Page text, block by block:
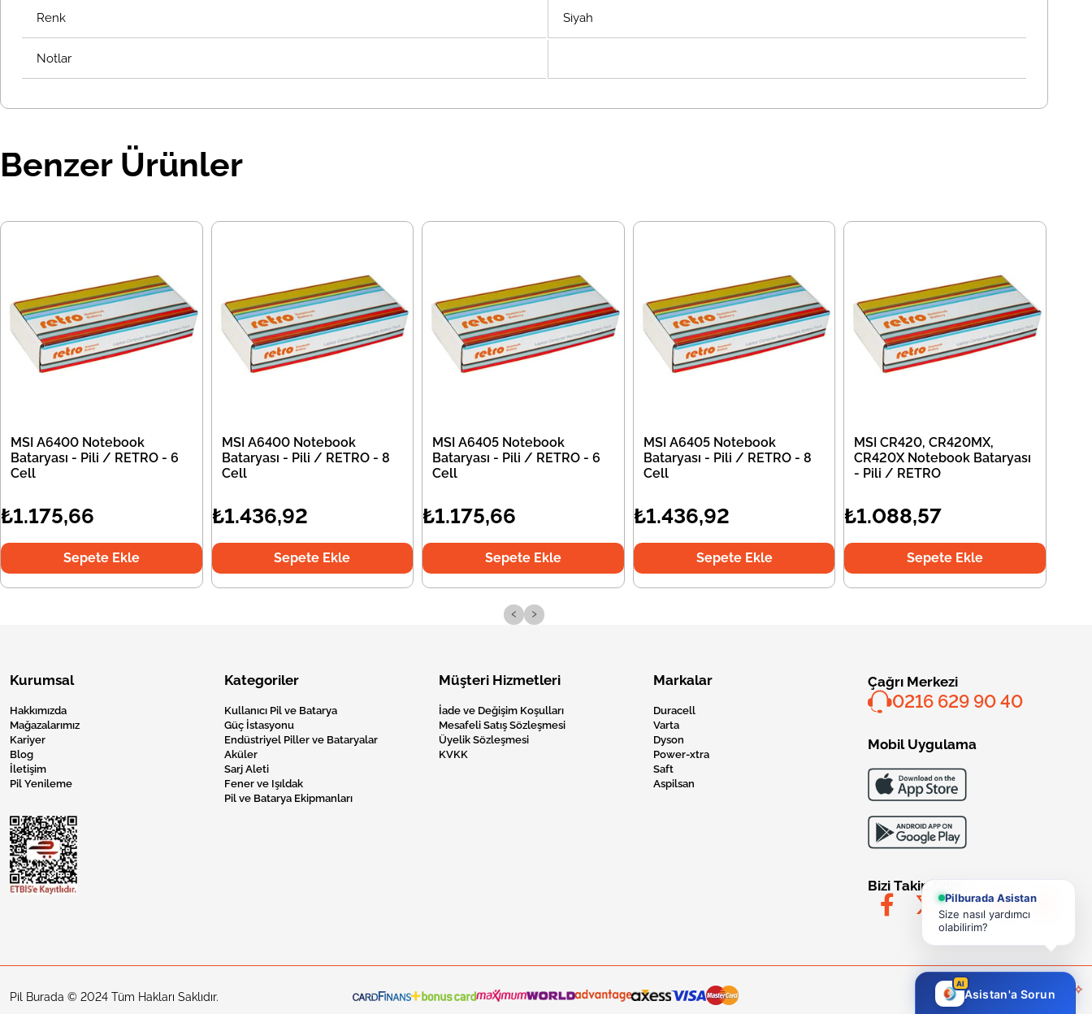
Renk Siyah
Notlar
Benzer Ürünler
MSI A6400 Notebook
Bataryası - Pili / RETRO - 6
Cell
₺1.175,66
Sepete Ekle
MSI A6400 Notebook
Bataryası - Pili / RETRO - 8
Cell
₺1.436,92
Sepete Ekle
MSI A6405 Notebook
Bataryası - Pili / RETRO - 6
Cell
₺1.175,66
Sepete Ekle
MSI A6405 Notebook
Bataryası - Pili / RETRO - 8
Cell
₺1.436,92
Sepete Ekle
MSI CR420, CR420MX,
CR420X Notebook Bataryası
- Pili / RETRO
₺1.088,57
Sepete Ekle
‹ ›
Kurumsal
Hakkımızda
Mağazalarımız
Kariyer
Blog
İletişim
Pil Yenileme
Kategoriler
Kullanıcı Pil ve Batarya
Güç İstasyonu
Endüstriyel Piller ve Bataryalar
Aküler
Sarj Aleti
Fener ve Işıldak
Pil ve Batarya Ekipmanları
Müşteri Hizmetleri
İade ve Değişim Koşulları
Mesafeli Satış Sözleşmesi
Üyelik Sözleşmesi
KVKK
Markalar
Duracell
Varta
Dyson
Power-xtra
Saft
Aspilsan
Çağrı Merkezi
0216 629 90 40
Mobil Uygulama
Bizi Takip Edin
Pil Burada © 2024 Tüm Hakları Saklıdır.
Pilburada Asistan
Size nasıl yardımcı
olabilirim?
AI
Asistan'a Sorun